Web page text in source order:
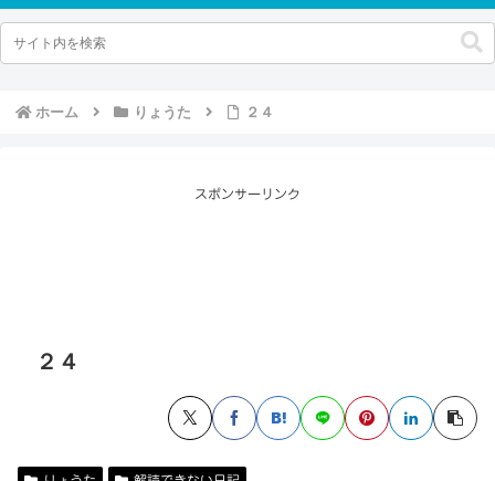
ホーム りょうた ２４
スポンサーリンク
２４